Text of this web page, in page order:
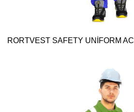
RORTVEST SAFETY UNİFORM